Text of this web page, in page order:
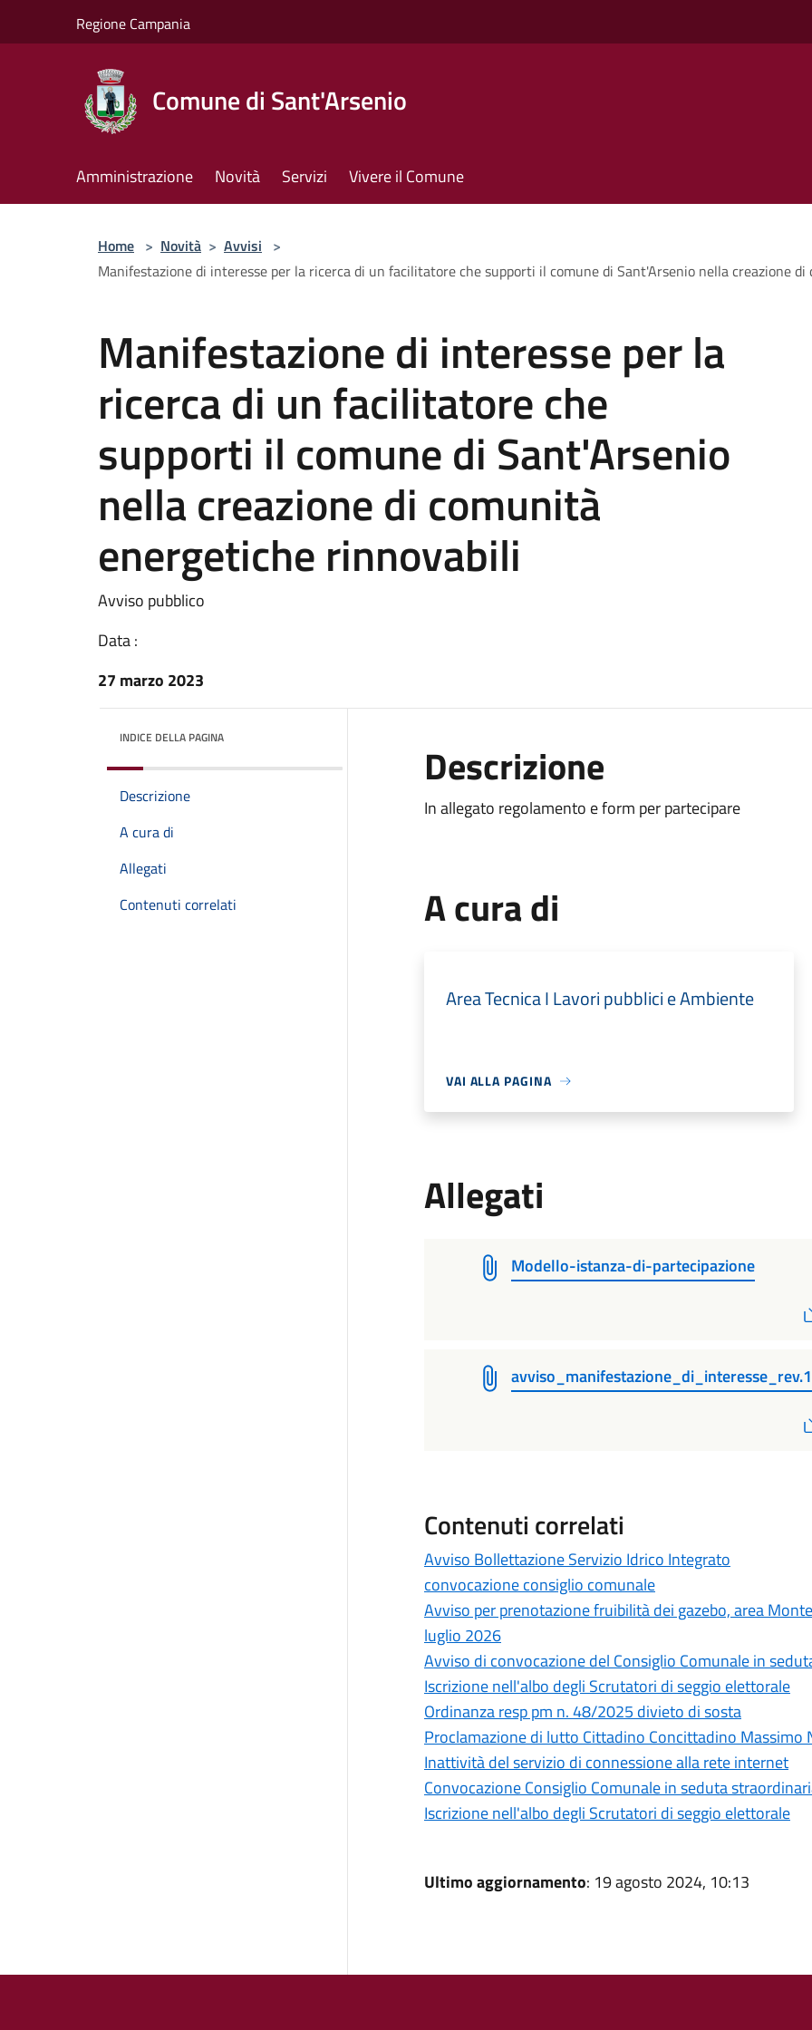
Regione Campania
Comune di Sant'Arsenio
Amministrazione Novità Servizi Vivere il Comune
Home > Novità > Avvisi >
Manifestazione di interesse per la ricerca di un facilitatore che supporti il comune di Sant'Arsenio nella creazione
Manifestazione di interesse per la
ricerca di un facilitatore che
supporti il comune di Sant'Arsenio
nella creazione di comunità
energetiche rinnovabili
Avviso pubblico
Data :
27 marzo 2023
INDICE DELLA PAGINA
Descrizione
A cura di
Allegati
Contenuti correlati
Descrizione
In allegato regolamento e form per partecipare
A cura di
Area Tecnica I Lavori pubblici e Ambiente
VAI ALLA PAGINA
Allegati
Modello-istanza-di-partecipazione
Contenuti correlati
Avviso Bollettazione Servizio Idrico Integrato
convocazione consiglio comunale
Avviso per prenotazione fruibilità dei gazebo, area
luglio 2026
Avviso di convocazione del Consiglio Comunale in
Iscrizione nell'albo degli Scrutatori di seggio elettorale
Ordinanza resp pm n. 48/2025 divieto di sosta
Proclamazione di lutto Cittadino Concittadino Massimo
Inattività del servizio di connessione alla rete internet
Convocazione Consiglio Comunale in seduta
Iscrizione nell'albo degli Scrutatori di seggio elettorale
Ultimo aggiornamento: 19 agosto 2024, 10:13